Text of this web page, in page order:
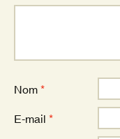
Nom *
E-mail *